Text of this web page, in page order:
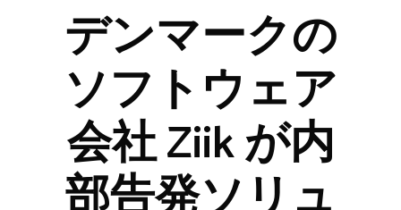
デンマークの
ソフトウェア
会社 Ziik が内